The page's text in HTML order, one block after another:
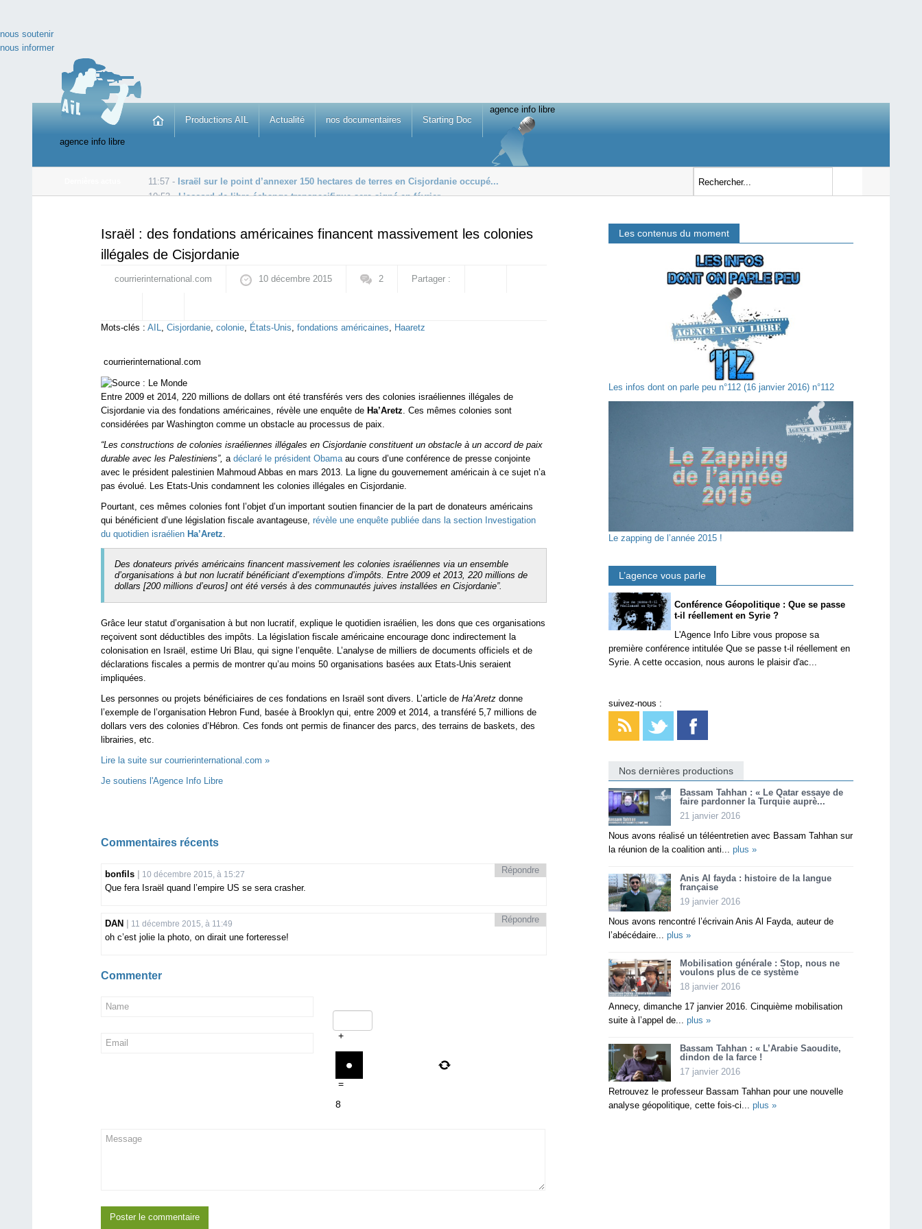
nous soutenir
nous informer
agence info libre
Productions AIL Actualité nos documentaires Starting Doc
agence info libre
11:57 - Israël sur le point d’annexer 150 hectares de terres en Cisjordanie occupé...
10:53 -L’accord de libre-échange transpacifique sera signé en février
Israël : des fondations américaines financent massivement les colonies
illégales de Cisjordanie
courrierinternational.com 10 décembre 2015 2 Partager :
Mots-clés : AIL, Cisjordanie, colonie, États-Unis, fondations américaines, Haaretz
courrierinternational.com
Entre 2009 et 2014, 220 millions de dollars ont été transférés vers des colonies israéliennes illégales de
Cisjordanie via des fondations américaines, révèle une enquête de Ha’Aretz . Ces mêmes colonies sont
considérées par Washington comme un obstacle au processus de paix.
“Les constructions de colonies israéliennes illégales en Cisjordanie constituent un obstacle à un accord de paix
durable avec les Palestiniens”, a déclaré le président Obama au cours d’une conférence de presse conjointe
avec le président palestinien Mahmoud Abbas en mars 2013. La ligne du gouvernement américain à ce sujet n’a
pas évolué. Les Etats-Unis condamnent les colonies illégales en Cisjordanie.
Pourtant, ces mêmes colonies font l’objet d’un important soutien financier de la part de donateurs américains
qui bénéficient d’une législation fiscale avantageuse, révèle une enquête publiée dans la section Investigation
du quotidien israélien Ha’Aretz
Des donateurs privés américains financent massivement les colonies israéliennes via un ensemble
d’organisations à but non lucratif bénéficiant d’exemptions d’impôts. Entre 2009 et 2013, 220 millions de
dollars [200 millions d’euros] ont été versés à des communautés juives installées en Cisjordanie”.
Grâce leur statut d’organisation à but non lucratif, explique le quotidien israélien, les dons que ces organisations
reçoivent sont déductibles des impôts. La législation fiscale américaine encourage donc indirectement la
colonisation en Israël, estime Uri Blau, qui signe l’enquête. L’analyse de milliers de documents officiels et de
déclarations fiscales a permis de montrer qu’au moins 50 organisations basées aux Etats-Unis seraient
impliquées.
Les personnes ou projets bénéficiaires de ces fondations en Israël sont divers. L’article de Ha’Aretz donne
l’exemple de l’organisation Hebron Fund, basée à Brooklyn qui, entre 2009 et 2014, a transféré 5,7 millions de
dollars vers des colonies d’Hébron. Ces fonds ont permis de financer des parcs, des terrains de baskets, des
librairies, etc.
Lire la suite sur courrierinternational.com »
Je soutiens l'Agence Info Libre
Commentaires récents
bonfils 10 décembre 2015, à 15:27
Que fera Israël quand l’empire US se sera crasher.
Répondre
DAN 11 décembre 2015, à 11:49
oh c’est jolie la photo, on dirait une forteresse!
Répondre
Commenter
+
=
8
Les contenus du moment
Les infos dont on parle peu n°112 (16 janvier 2016) n°112
Le zapping de l’année 2015 !
L’agence vous parle
Conférence Géopolitique : Que se passe
t-il réellement en Syrie ?
L'Agence Info Libre vous propose sa
première conférence intitulée Que se passe t-il réellement en
Syrie. A cette occasion, nous aurons le plaisir d'ac...
suivez-nous :
Nos dernières productions
Bassam Tahhan : « Le Qatar essaye de
faire pardonner la Turquie auprè...
21 janvier 2016
Nous avons réalisé un téléentretien avec Bassam Tahhan sur
la réunion de la coalition anti... plus »
Anis Al fayda : histoire de la langue
française
19 janvier 2016
Nous avons rencontré l’écrivain Anis Al Fayda, auteur de
l’abécédaire... plus »
Mobilisation générale : Stop, nous ne
voulons plus de ce système
18 janvier 2016
Annecy, dimanche 17 janvier 2016. Cinquième mobilisation
suite à l’appel de... plus »
Bassam Tahhan : « L’Arabie Saoudite,
dindon de la farce !
17 janvier 2016
Retrouvez le professeur Bassam Tahhan pour une nouvelle
analyse géopolitique, cette fois-ci... plus »